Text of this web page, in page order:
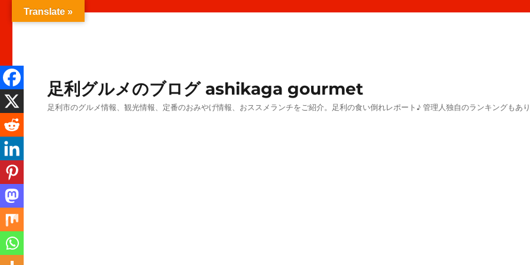
足利グルメのブログ ashikaga gourmet
足利市のグルメ情報、観光情報、定番のおみやげ情報、おススメランチをご紹介。足利の食い倒れレポート♪ 管理人独自のランキングもあ
Translate »